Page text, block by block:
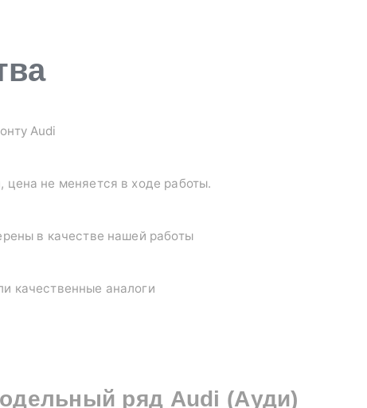
Audi
цена не меняется в ходе работы.
в качестве нашей работы
качественные аналоги
ряд Audi (Ауди)